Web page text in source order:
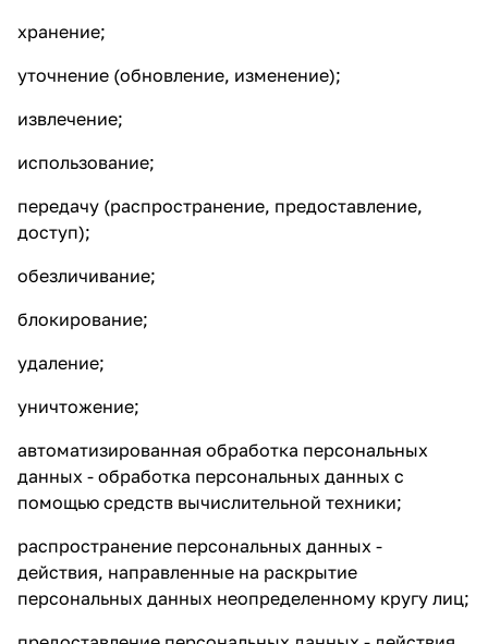
хранение;
уточнение (обновление, изменение);
извлечение;
использование;
передачу (распространение, предоставление,
доступ);
обезличивание;
блокирование;
удаление;
уничтожение;
автоматизированная обработка персональных
данных - обработка персональных данных с
помощью средств вычислительной техники;
распространение персональных данных -
действия, направленные на раскрытие
персональных данных неопределенному кругу лиц;